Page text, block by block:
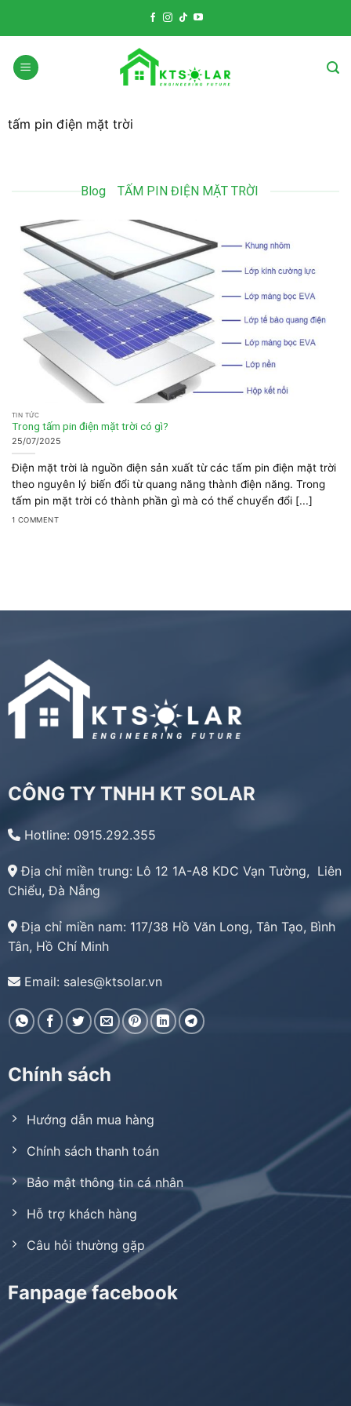
tấm pin điện mặt trời
Blog TẤM PIN ĐIỆN MẶT TRỜI
TIN TỨC
Trong tấm pin điện mặt trời có gì?
25/07/2025
Điện mặt trời là nguồn điện sản xuất từ các tấm pin điện mặt trời
theo nguyên lý biến đổi từ quang năng thành điện năng. Trong
tấm pin mặt trời có thành phần gì mà có thể chuyển đổi [...]
1 COMMENT
CÔNG TY TNHH KT SOLAR
Hotline: 0915.292.355
Địa chỉ miền trung: Lô 12 1A-A8 KDC Vạn Tường, Liên
Chiểu, Đà Nẵng
Địa chỉ miền nam: 117/38 Hồ Văn Long, Tân Tạo, Bình
Tân, Hồ Chí Minh
Email: sales@ktsolar.vn
Chính sách
Hướng dẫn mua hàng
Chính sách thanh toán
Bảo mật thông tin cá nhân
Hỗ trợ khách hàng
Câu hỏi thường gặp
Fanpage facebook